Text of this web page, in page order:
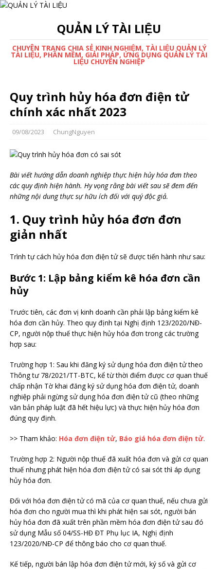
QUẢN LÝ TÀI LIỆU
CHUYÊN TRANG CHIA SẺ KINH NGHIỆM, TÀI LIỆU QUẢN LÝ
TÀI LIỆU, PHẦN MỀM, GIẢI PHÁP, ỨNG DỤNG QUẢN LÝ TÀI
LIỆU CHUYÊN NGHIỆP
Quy trình hủy hóa đơn điện tử
chính xác nhất 2023
09/08/2023 ChungNguyen
Bài viết hướng dẫn doanh nghiệp thực hiện hủy hóa đơn theo
các quy định hiện hành. Hy vọng rằng bài viết sau sẽ đem đến
những nội dung thực sự hữu ích đối với quý độc giả.
1. Quy trình hủy hóa đơn đơn
giản nhất
Trình tự cách hủy hóa đơn điện tử sẽ được tiến hành như sau:
Bước 1: Lập bảng kiểm kê hóa đơn cần
hủy
Trước tiên, các đơn vị kinh doanh cần phải lập bảng kiểm kê
hóa đơn cần hủy. Theo quy định tại Nghị định 123/2020/NĐ-
CP, người nộp thuế thực hiện hủy hóa đơn trong các trường
hợp sau:
Trường hợp 1: Sau khi đăng ký sử dụng hóa đơn điện tử theo
Thông tư 78/2021/TT-BTC, kể từ thời điểm được cơ quan thuế
chấp nhận Tờ khai đăng ký sử dụng hóa đơn điện tử, doanh
nghiệp phải ngừng sử dụng hóa đơn điện tử cũ (theo những
văn bản pháp luật đã hết hiệu lực) và thực hiện hủy hóa đơn
đúng quy định.
>> Tham khảo: Hóa đơn điện tử, Báo giá hóa đơn điện tử.
Trường hợp 2: Người nộp thuế đã xuất hóa đơn và gửi cơ quan
thuế nhưng phát hiện hóa đơn điện tử có sai sót thì áp dụng
hủy hóa đơn.
Đối với hóa đơn điện tử có mã của cơ quan thuế, nếu chưa gửi
hóa đơn cho người mua thì khi phát hiện sai sót, người bán
hủy hóa đơn đã xuất trên phần mềm hóa đơn điện tử sau đó
sử dụng Mẫu số 04/SS-HĐ ĐT Phụ lục IA, Nghị định
123/2020/NĐ-CP để thông báo cho cơ quan thuế.
Kế tiếp, người bán lập hóa đơn điện tử mới, ký số và gửi cơ